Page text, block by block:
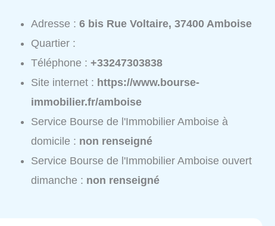
Adresse :6 bis Rue Voltaire, 37400 Amboise
Quartier :
Téléphone :+33247303838
Site internet : https://www.bourse-
immobilier.fr/amboise
Service Bourse de l'Immobilier Amboise à
domicile : non renseigné
Service Bourse de l'Immobilier Amboise ouvert
dimanche : non renseigné